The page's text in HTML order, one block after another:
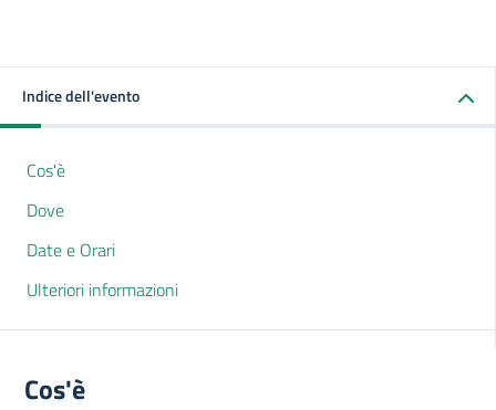
Indice dell'evento
Cos'è
Dove
Date e Orari
Ulteriori informazioni
Cos'è